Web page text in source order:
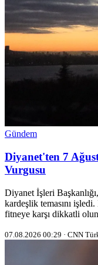
Gündem
Diyanet'ten 7
Vurgusu
Diyanet İşleri
kardeşlik temasını
fitneye karşı dikkatli
07.08.2026 00:29 · CNN